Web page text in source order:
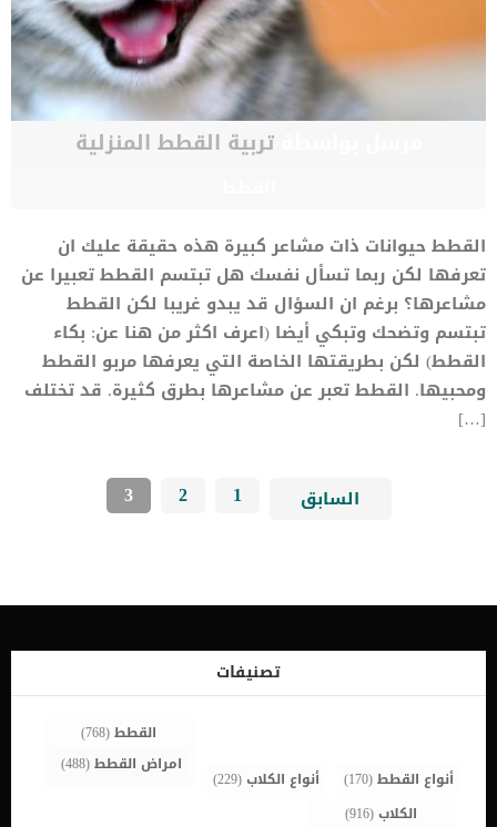
مرسل بواسطةتربية القطط المنزلية
القطط حيوانات ذات مشاعر كبيرة هذه حقيقة عليك ان
تعرفها لكن ربما تسأل نفسك هل تبتسم القطط تعبيرا عن
مشاعرها؟ برغم ان السؤال قد يبدو غريبا لكن القطط
تبتسم وتضحك وتبكي أيضا (اعرف اكثر من هنا عن: بكاء
القطط) لكن بطريقتها الخاصة التي يعرفها مربو القطط
ومحبيها. القطط تعبر عن مشاعرها بطرق كثيرة. قد تختلف
[…]
السابق 1
2
3
تصنيفات
أنواع القطط(170) أنواع الكلاب(229)
القطط(768)
امراض القطط(488)
الكلاب(916)